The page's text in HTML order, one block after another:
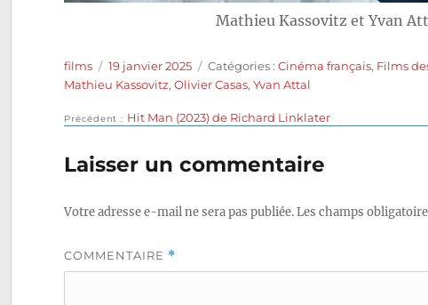
Mathieu Kassovitz et Yvan
Auteur
films
Publié
le
19 janvier 2025 Catégories
Catégories :Cinéma français, Films
Mathieu Kassovitz,Olivier Casas,Yvan Attal
Navigation
de
l’article
Précédent
Publication
Hit Man (2023) de Richard Linklater
Laisser un commentaire
Votre adresse e-mail ne sera pas publiée.Les champs
COMMENTAIRE *